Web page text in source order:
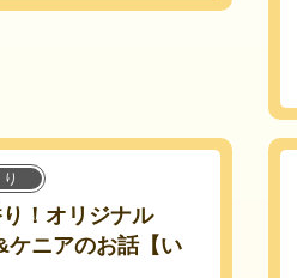
！オリジナル
ニアのお話【い